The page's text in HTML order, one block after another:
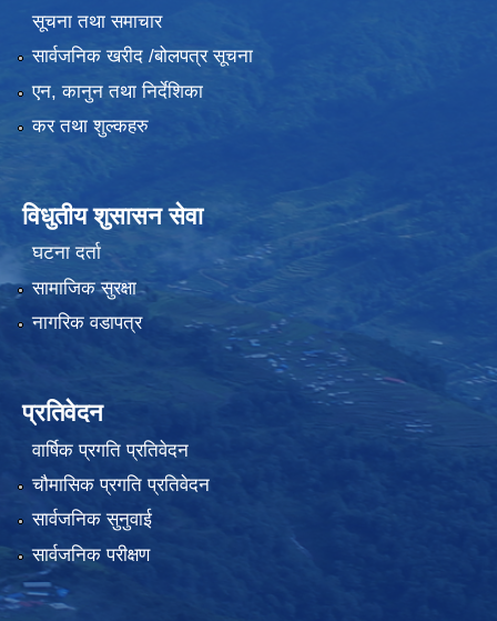
सूचना तथा समाचार
सार्वजनिक खरीद /बोलपत्र सूचना
एन, कानुन तथा निर्देशिका
कर तथा शुल्कहरु
विधुतीय शुसासन सेवा
घटना दर्ता
सामाजिक सुरक्षा
नागरिक वडापत्र
प्रतिवेदन
वार्षिक प्रगति प्रतिवेदन
चौमासिक प्रगति प्रतिवेदन
सार्वजनिक सुनुवाई
सार्वजनिक परीक्षण